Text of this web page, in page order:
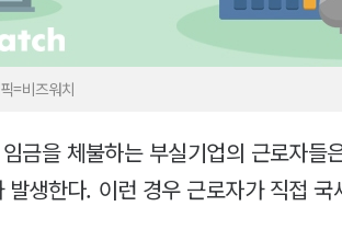
=비즈워치
금을 체불하는 부실기업의 근로자
발생한다. 이런 경우 근로자가 직접